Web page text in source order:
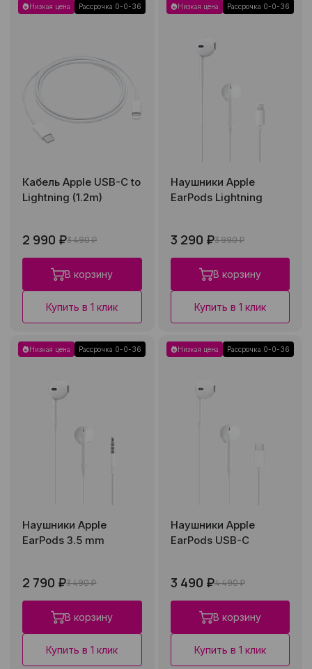
Низкая цена Рассрочка 0-0-36
Кабель Apple USB-C to
Lightning (1.2m)
2 990 ₽3 490 ₽
В корзину
Купить в 1 клик
Низкая цена Рассрочка 0-0-36
Наушники Apple
EarPods Lightning
3 290 ₽3 990 ₽
В корзину
Купить в 1 клик
Низкая цена Рассрочка 0-0-36
Наушники Apple
EarPods 3.5 mm
2 790 ₽3 490 ₽
В корзину
Купить в 1 клик
Низкая цена Рассрочка 0-0-36
Наушники Apple
EarPods USB-C
3 490 ₽4 490 ₽
В корзину
Купить в 1 клик